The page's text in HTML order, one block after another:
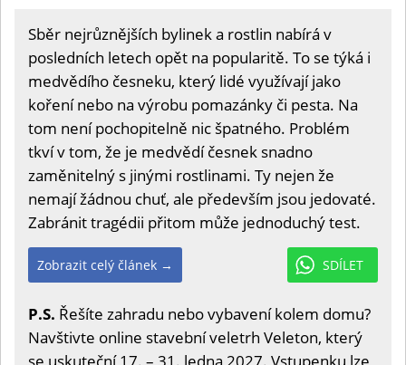
Sběr nejrůznějších bylinek a rostlin nabírá v
posledních letech opět na popularitě. To se týká i
medvědího česneku, který lidé využívají jako
koření nebo na výrobu pomazánky či pesta. Na
tom není pochopitelně nic špatného. Problém
tkví v tom, že je medvědí česnek snadno
zaměnitelný s jinými rostlinami. Ty nejen že
nemají žádnou chuť, ale především jsou jedovaté.
Zabránit tragédii přitom může jednoduchý test.
SDÍLET
Zobrazit celý článek →
P.S. Řešíte zahradu nebo vybavení kolem domu?
Navštivte online stavební veletrh Veleton, který